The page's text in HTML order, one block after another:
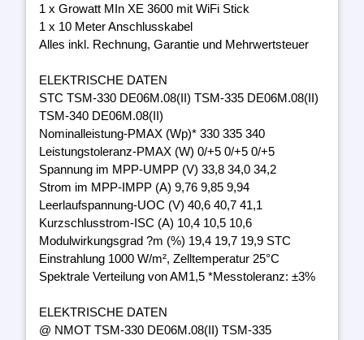
1 x Growatt MIn XE 3600 mit WiFi Stick
1 x 10 Meter Anschlusskabel
Alles inkl. Rechnung, Garantie und Mehrwertsteuer
ELEKTRISCHE DATEN
STC TSM-330 DE06M.08(II) TSM-335 DE06M.08(II)
TSM-340 DE06M.08(II)
Nominalleistung-PMAX (Wp)* 330 335 340
Leistungstoleranz-PMAX (W) 0/+5 0/+5 0/+5
Spannung im MPP-UMPP (V) 33,8 34,0 34,2
Strom im MPP-IMPP (A) 9,76 9,85 9,94
Leerlaufspannung-UOC (V) 40,6 40,7 41,1
Kurzschlusstrom-ISC (A) 10,4 10,5 10,6
Modulwirkungsgrad ?m (%) 19,4 19,7 19,9 STC
Einstrahlung 1000 W/m², Zelltemperatur 25°C
Spektrale Verteilung von AM1,5 *Messtoleranz: ±3%
ELEKTRISCHE DATEN
@ NMOT TSM-330 DE06M.08(II) TSM-335